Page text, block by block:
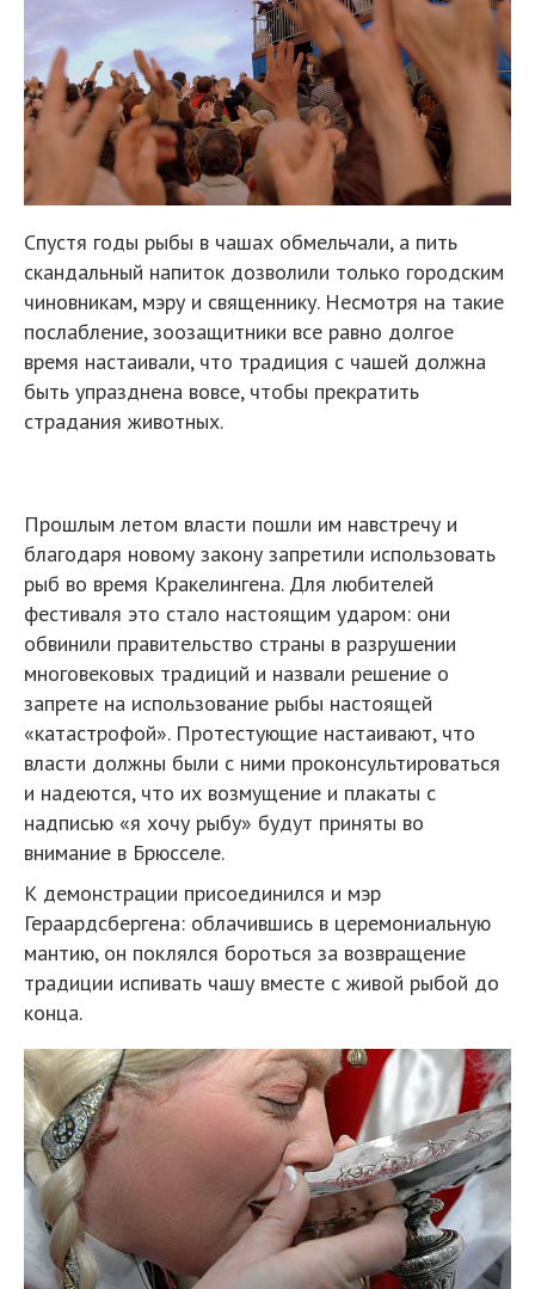
Спустя годы рыбы в чашах обмельчали, а пить
скандальный напиток дозволили только городским
чиновникам, мэру и священнику. Несмотря на такие
послабление, зоозащитники все равно долгое
время настаивали, что традиция с чашей должна
быть упразднена вовсе, чтобы прекратить
страдания животных.
Прошлым летом власти пошли им навстречу и
благодаря новому закону запретили использовать
рыб во время Кракелингена. Для любителей
фестиваля это стало настоящим ударом: они
обвинили правительство страны в разрушении
многовековых традиций и назвали решение о
запрете на использование рыбы настоящей
«катастрофой». Протестующие настаивают, что
власти должны были с ними проконсультироваться
и надеются, что их возмущение и плакаты с
надписью «я хочу рыбу» будут приняты во
внимание в Брюсселе.
К демонстрации присоединился и мэр
Гераардсбергена: облачившись в церемониальную
мантию, он поклялся бороться за возвращение
традиции испивать чашу вместе с живой рыбой до
конца.